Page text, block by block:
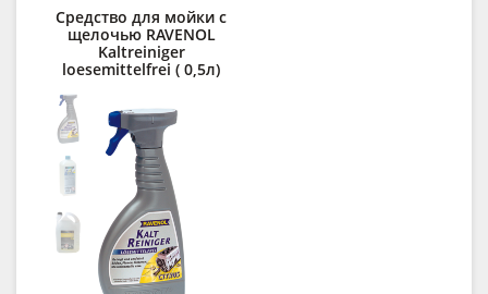
Средство для мойки с
щелочью RAVENOL
Kaltreiniger
loesemittelfrei ( 0,5л)